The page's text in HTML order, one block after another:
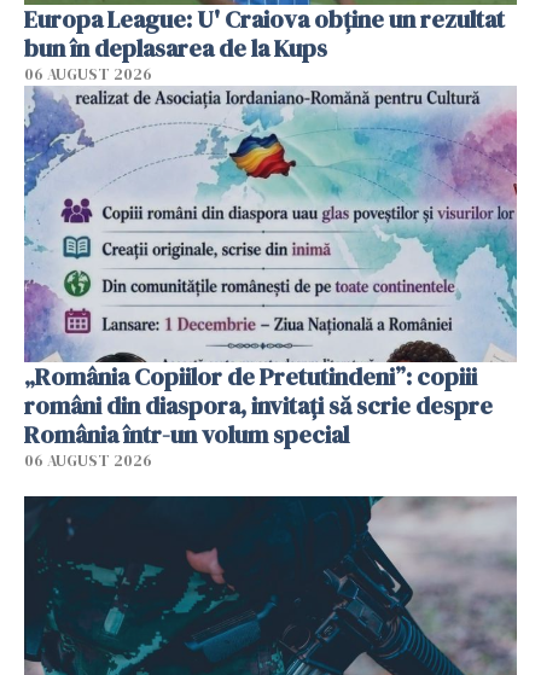
Europa League: U' Craiova obține un rezultat
bun în deplasarea de la Kups
06 AUGUST 2026
„România Copiilor de Pretutindeni”: copiii
români din diaspora, invitați să scrie despre
România într-un volum special
06 AUGUST 2026